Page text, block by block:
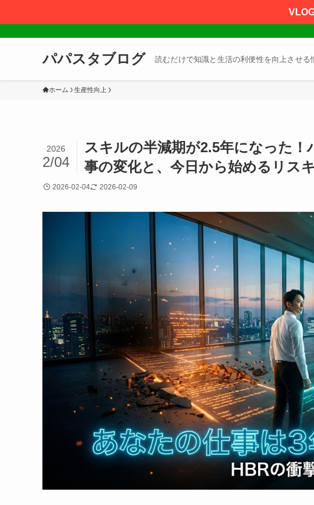
パパスタブログ 読むだけで知識と生活の利便性を向上させる
ホーム 生産性向上
スキルの半減期が2.5年になった
事の変化と、今日から始めるリス
2026
2/04
2026-02-04 2026-02-09